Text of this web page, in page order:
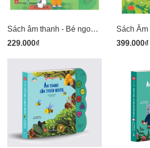
Sách âm thanh - Bé ngoan học thói quen tốt
229.000₫
399.000₫